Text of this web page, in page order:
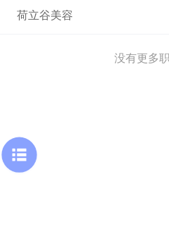
荷立谷美容
没有更多